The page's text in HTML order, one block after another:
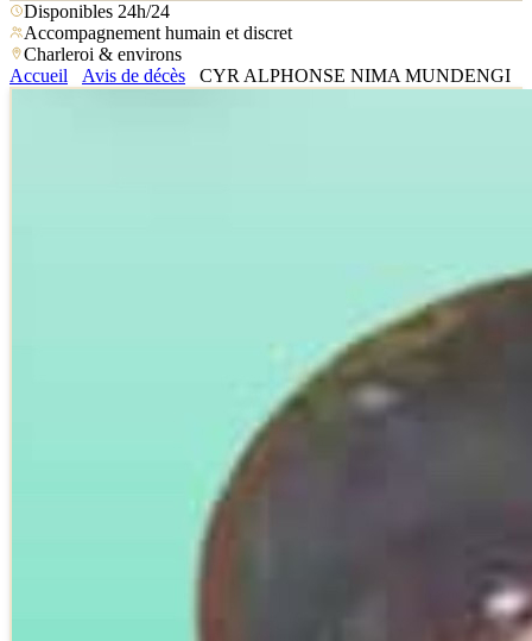
Disponibles 24h/24
Accompagnement humain et discret
Charleroi & environs
Accueil
Avis de décès CYR ALPHONSE NIMA MUNDENGI